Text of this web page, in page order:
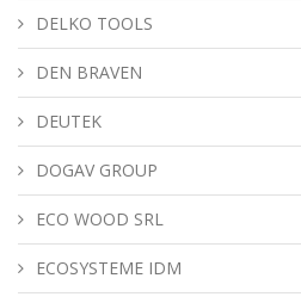
DELKO TOOLS
DEN BRAVEN
DEUTEK
DOGAV GROUP
ECO WOOD SRL
ECOSYSTEME IDM